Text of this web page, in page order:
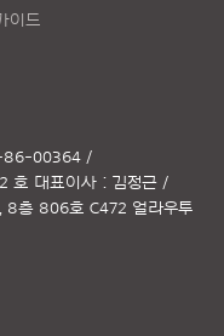
이드
86-00364 /
호 대표이사 : 김정근 /
8층 806호 C472 얼라우투